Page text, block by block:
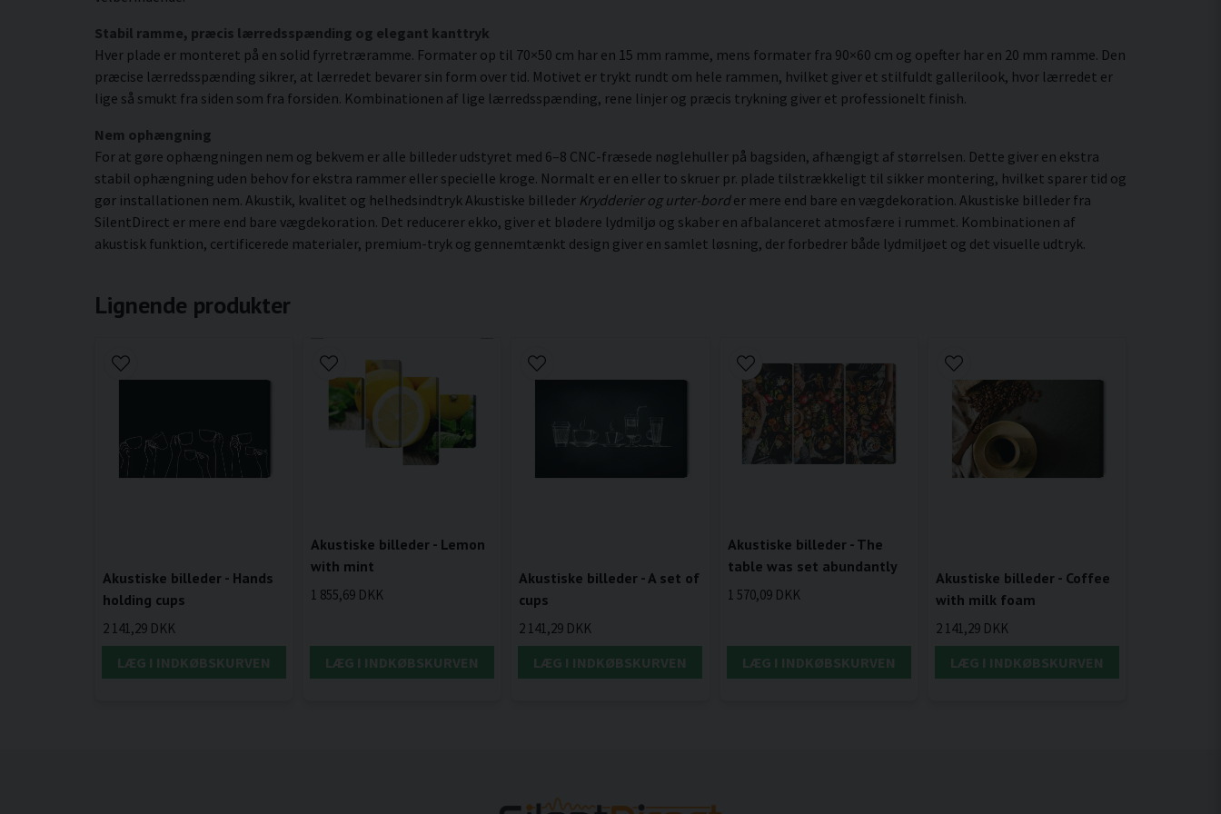
Stabil ramme, præcis lærredsspænding og elegant kanttryk
Hver plade er monteret på en solid fyrretræramme. Formater op til 70×50 cm har en 15 mm ramme, mens formater fra 90×60 cm og opefter har en 20 mm ramme. Den
præcise lærredsspænding sikrer, at lærredet bevarer sin form over tid. Motivet er trykt rundt om hele rammen, hvilket giver et stilfuldt gallerilook, hvor lærredet er
lige så smukt fra siden som fra forsiden. Kombinationen af lige lærredsspænding, rene linjer og præcis trykning giver et professionelt finish.
Nem ophængning
For at gøre ophængningen nem og bekvem er alle billeder udstyret med 6–8 CNC-fræsede nøglehuller på bagsiden, afhængigt af størrelsen. Dette giver en ekstra
stabil ophængning uden behov for ekstra rammer eller specielle kroge. Normalt er en eller to skruer pr. plade tilstrækkeligt til sikker montering, hvilket sparer tid og
gør installationen nem. Akustik, kvalitet og helhedsindtryk Akustiske billeder Krydderier og urter-border mere end bare en vægdekoration. Akustiske billeder fra
SilentDirect er mere end bare vægdekoration. Det reducerer ekko, giver et blødere lydmiljø og skaber en afbalanceret atmosfære i rummet. Kombinationen af
akustisk funktion, certificerede materialer, premium-tryk og gennemtænkt design giver en samlet løsning, der forbedrer både lydmiljøet og det visuelle udtryk.
Lignende produkter
Akustiske billeder - Hands
holding cups
2 141,29 DKK
LÆG I INDKØBSKURVEN
Akustiske billeder - Lemon
with mint
1 855,69 DKK
LÆG I INDKØBSKURVEN
Akustiske billeder - A set of
cups
2 141,29 DKK
LÆG I INDKØBSKURVEN
Akustiske billeder - The
table was set abundantly
1 570,09 DKK
LÆG I INDKØBSKURVEN
Akustiske billeder - Coffee
with milk foam
2 141,29 DKK
LÆG I INDKØBSKURVEN